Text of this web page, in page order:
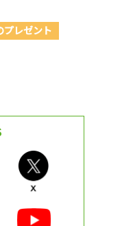
プレゼント